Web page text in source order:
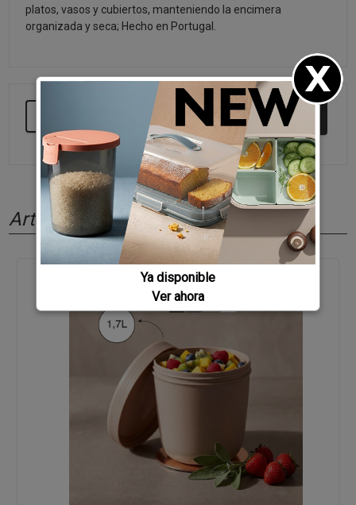
platos, vasos y cubiertos, manteniendo la encimera
organizada y seca; Hecho en Portugal.
SEGUIR COMPRANDO
Artículos relacionados
Ya disponible
Ver ahora